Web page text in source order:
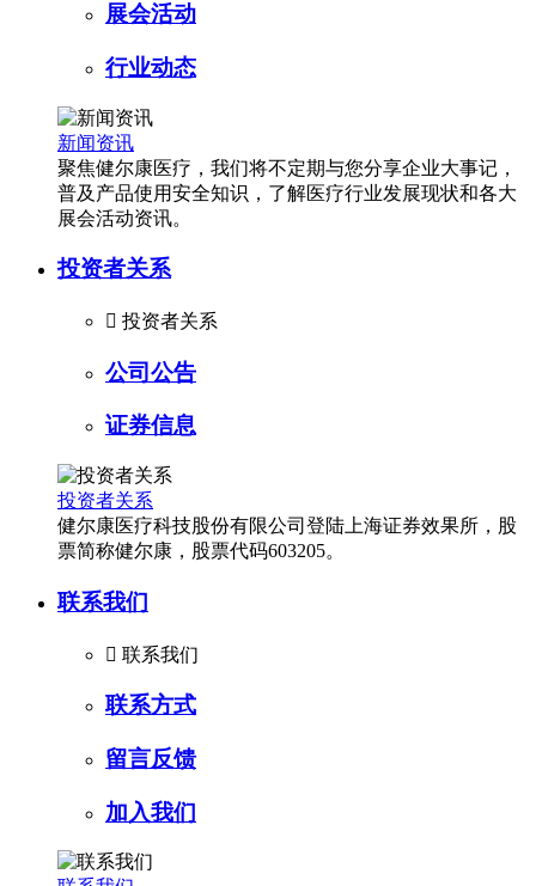
展会活动
行业动态
新闻资讯
聚焦健尔康医疗，我们将不定期与您分享企业大事记，
普及产品使用安全知识，了解医疗行业发展现状和各大
展会活动资讯。
投资者关系
 投资者关系
公司公告
证券信息
投资者关系
健尔康医疗科技股份有限公司登陆上海证券效果所，股
票简称健尔康，股票代码603205。
联系我们
 联系我们
联系方式
留言反馈
加入我们